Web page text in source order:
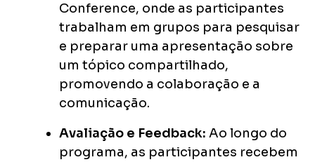
Conference, onde as participantes
trabalham em grupos para pesquisar
e preparar uma apresentação sobre
um tópico compartilhado,
promovendo a colaboração e a
comunicação.
Avaliação e Feedback: Ao longo do
programa, as participantes recebem